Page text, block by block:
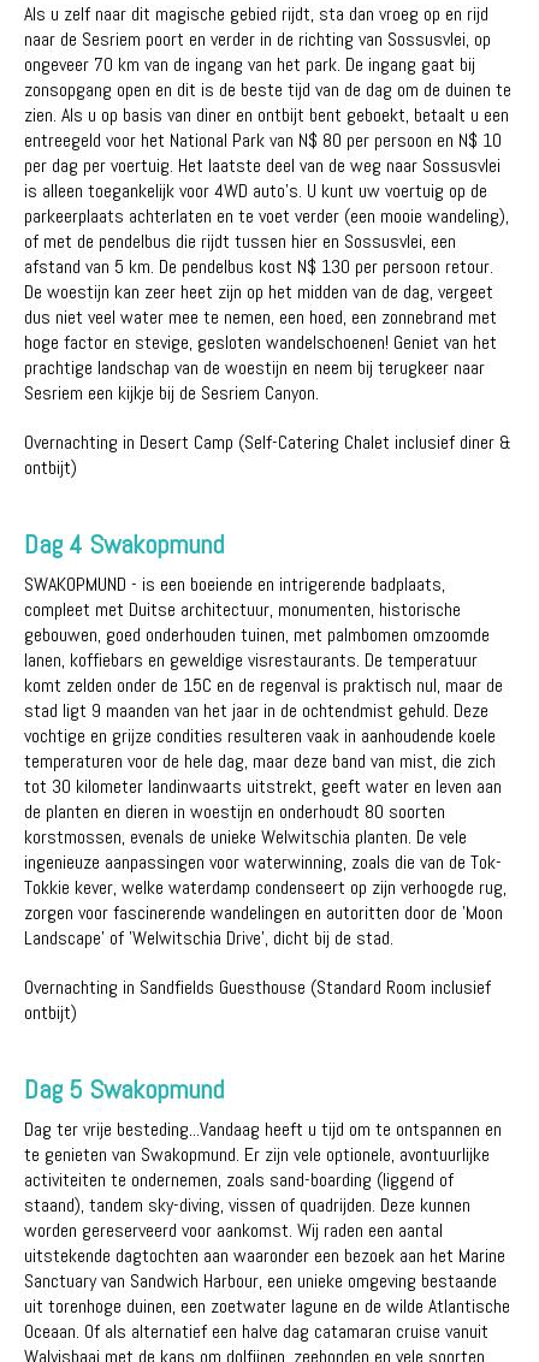
Als u zelf naar dit magische gebied rijdt, sta dan vroeg op en rijd
naar de Sesriem poort en verder in de richting van Sossusvlei, op
ongeveer 70 km van de ingang van het park. De ingang gaat bij
zonsopgang open en dit is de beste tijd van de dag om de duinen te
zien. Als u op basis van diner en ontbijt bent geboekt, betaalt u een
entreegeld voor het National Park van N$ 80 per persoon en N$ 10
per dag per voertuig. Het laatste deel van de weg naar Sossusvlei
is alleen toegankelijk voor 4WD auto's. U kunt uw voertuig op de
parkeerplaats achterlaten en te voet verder (een mooie wandeling),
of met de pendelbus die rijdt tussen hier en Sossusvlei, een
afstand van 5 km. De pendelbus kost N$ 130 per persoon retour.
De woestijn kan zeer heet zijn op het midden van de dag, vergeet
dus niet veel water mee te nemen, een hoed, een zonnebrand met
hoge factor en stevige, gesloten wandelschoenen! Geniet van het
prachtige landschap van de woestijn en neem bij terugkeer naar
Sesriem een kijkje bij de Sesriem Canyon.
Overnachting in Desert Camp (Self-Catering Chalet inclusief diner &
ontbijt)
Dag 4 Swakopmund
SWAKOPMUND - is een boeiende en intrigerende badplaats,
compleet met Duitse architectuur, monumenten, historische
gebouwen, goed onderhouden tuinen, met palmbomen omzoomde
lanen, koffiebars en geweldige visrestaurants. De temperatuur
komt zelden onder de 15C en de regenval is praktisch nul, maar de
stad ligt 9 maanden van het jaar in de ochtendmist gehuld. Deze
vochtige en grijze condities resulteren vaak in aanhoudende koele
temperaturen voor de hele dag, maar deze band van mist, die zich
tot 30 kilometer landinwaarts uitstrekt, geeft water en leven aan
de planten en dieren in woestijn en onderhoudt 80 soorten
korstmossen, evenals de unieke Welwitschia planten. De vele
ingenieuze aanpassingen voor waterwinning, zoals die van de Tok-
Tokkie kever, welke waterdamp condenseert op zijn verhoogde rug,
zorgen voor fascinerende wandelingen en autoritten door de 'Moon
Landscape' of 'Welwitschia Drive', dicht bij de stad.
Overnachting in Sandfields Guesthouse (Standard Room inclusief
ontbijt)
Dag 5 Swakopmund
Dag ter vrije besteding...Vandaag heeft u tijd om te ontspannen en
te genieten van Swakopmund. Er zijn vele optionele, avontuurlijke
activiteiten te ondernemen, zoals sand-boarding (liggend of
staand), tandem sky-diving, vissen of quadrijden. Deze kunnen
worden gereserveerd voor aankomst. Wij raden een aantal
uitstekende dagtochten aan waaronder een bezoek aan het Marine
Sanctuary van Sandwich Harbour, een unieke omgeving bestaande
uit torenhoge duinen, een zoetwater lagune en de wilde Atlantische
Oceaan. Of als alternatief een halve dag catamaran cruise vanuit
Walvisbaai met de kans om dolfijnen, zeehonden en vele soorten